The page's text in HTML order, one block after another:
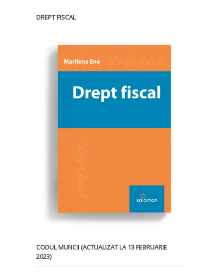
DREPT FISCAL
CODUL MUNCII (ACTUALIZAT LA 13 FEBRUARIE
2023)